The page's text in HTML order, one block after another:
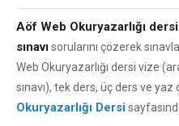
Aöf Web Okuryazarlığı dersi
sınavısorularını çözerek
Web Okuryazarlığı dersi vize
sınavı), tek ders, üç ders ve yaz
Okuryazarlığı Dersi